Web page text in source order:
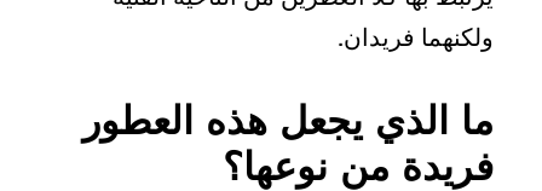
ولكنهما فريدان.
ما الذي يجعل هذه العطور
فريدة من نوعها؟